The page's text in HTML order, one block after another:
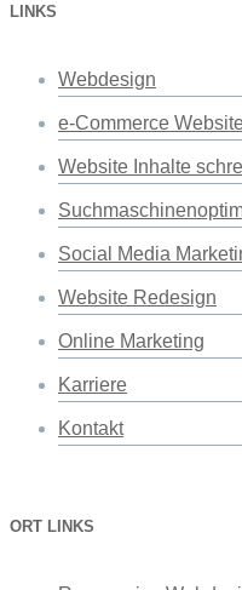
LINKS
Webdesign
e-Commerce
Website Inhalte
Social Media
Website Redesign
Online Marketing
Karriere
Kontakt
ORT LINKS